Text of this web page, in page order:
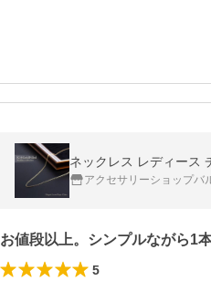
アクセサリーショップバ
お値段以上。シンプルながら1
5